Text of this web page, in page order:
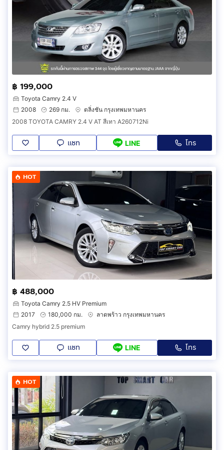
฿ 199,000
Toyota Camry 2.4 V
2008
269 กม.
ตลิ่งชัน กรุงเทพมหานคร
2008 TOYOTA CAMRY 2.4 V AT สีเทา A260712Ni
แชท LINE โทร
HOT
฿ 488,000
Toyota Camry 2.5 HV Premium
2017
180,000 กม.
ลาดพร้าว กรุงเทพมหานคร
Camry hybrid 2.5 premium
แชท LINE โทร
HOT